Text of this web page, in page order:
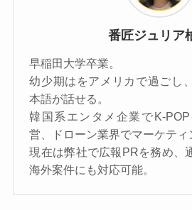
番匠ジュリア
早稲田大学卒業。
幼少期はをアメリカで過ごし
本語が話せる。
韓国系エンタメ企業でK-
営、ドローン業界でマーケティ
現在は弊社で広報PRを務め、
海外案件にも対応可能。